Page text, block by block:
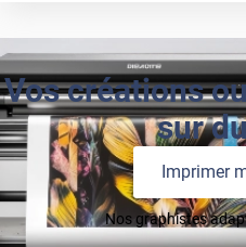
Vos créations
sur
Imprimer
Nos graphistes